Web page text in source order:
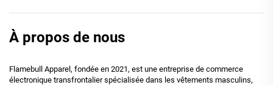
À propos de nous
Flamebull Apparel, fondée en 2021, est une entreprise de commerce
électronique transfrontalier spécialisée dans les vêtements masculins,